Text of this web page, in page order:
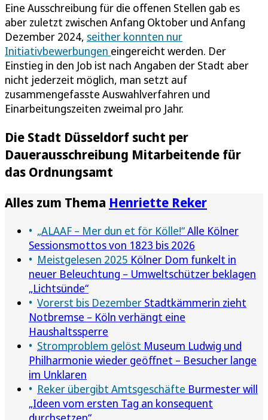
Eine Ausschreibung für die offenen Stellen gab es
aber zuletzt zwischen Anfang Oktober und Anfang
Dezember 2024, seither konnten nur
Initiativbewerbungen eingereicht werden. Der
Einstieg in den Job ist nach Angaben der Stadt aber
nicht jederzeit möglich, man setzt auf
zusammengefasste Auswahlverfahren und
Einarbeitungszeiten zweimal pro Jahr.
Die Stadt Düsseldorf sucht per
Dauerausschreibung Mitarbeitende für
das Ordnungsamt
Alles zum Thema Henriette Reker
„ALAAF – Mer dun et för Kölle!“Alle Kölner
Sessionsmottos von 1823 bis 2026
Meistgelesen 2025 Kölner Dom funkelt in
neuer Beleuchtung – Umweltschützer beklagen
„Lichtsünde“
Vorerst bis Dezember Stadtkämmerin zieht
Notbremse – Köln verhängt eine
Haushaltssperre
Stromproblem gelöst Museum Ludwig und
Philharmonie wieder geöffnet – Besucher lange
im Unklaren
Reker übergibt Amtsgeschäfte Burmester will
„Ideen vom ersten Tag an konsequent